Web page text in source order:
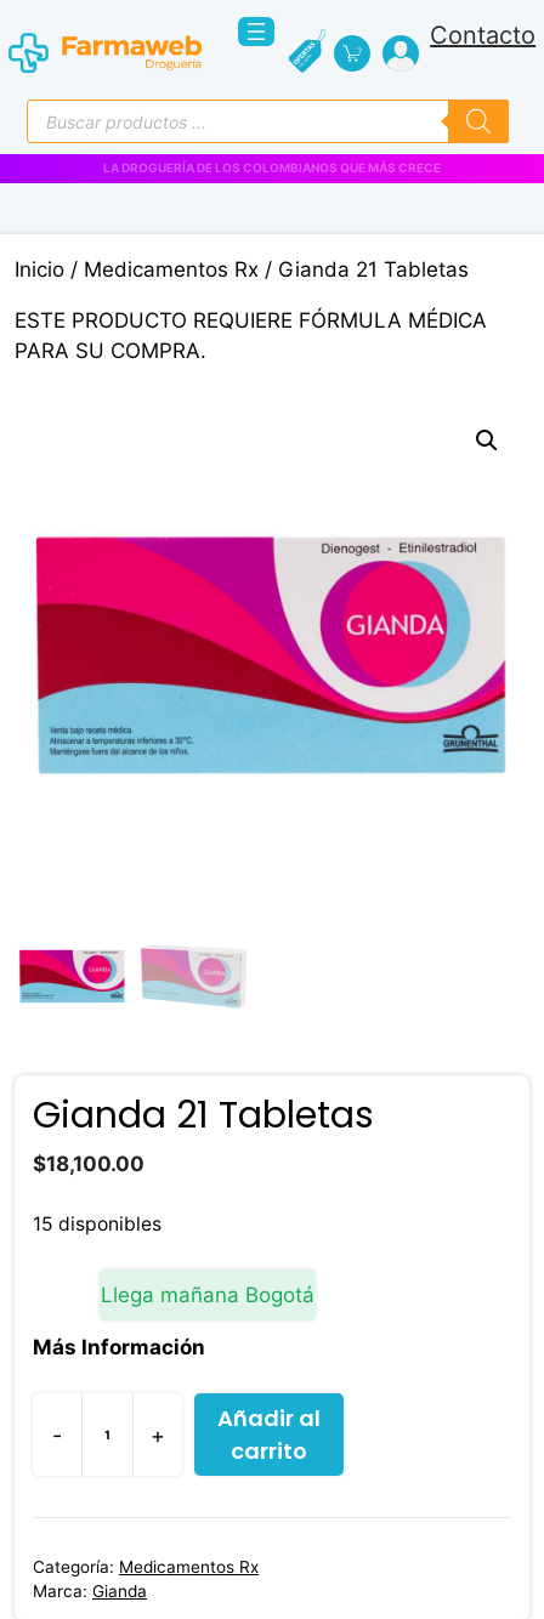
al
contenido
Contacto
Búsqueda
de
productos
LA DROGUERÍA DE LOS COLOMBIANOS QUE MÁS CRECE
Inicio / Medicamentos Rx / Gianda 21 Tabletas
ESTE PRODUCTO REQUIERE FÓRMULA MÉDICA
PARA SU COMPRA.
Gianda 21 Tabletas
$18,100.00
15 disponibles
Llega mañana Bogotá
Más Información
-
Gianda
21
Tabletas
+
Añadir al
carrito
Categoría: Medicamentos Rx
Marca: Gianda